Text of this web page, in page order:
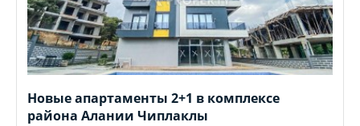
Новые апартаменты 2+1 в комплексе
района Алании Чиплаклы